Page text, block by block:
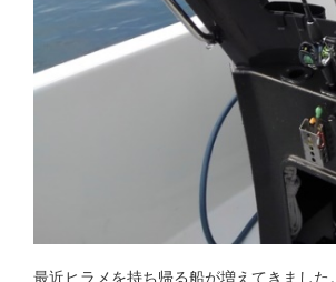
最近ヒラメを持ち帰る船が増えてきました。